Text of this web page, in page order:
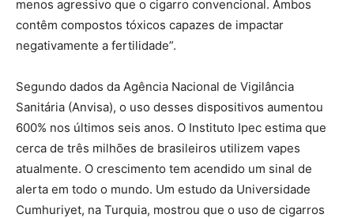
menos agressivo que o cigarro convencional. Ambos
contêm compostos tóxicos capazes de impactar
negativamente a fertilidade”.
Segundo dados da Agência Nacional de Vigilância
Sanitária (Anvisa), o uso desses dispositivos aumentou
600% nos últimos seis anos. O Instituto Ipec estima que
cerca de três milhões de brasileiros utilizem vapes
atualmente. O crescimento tem acendido um sinal de
alerta em todo o mundo. Um estudo da Universidade
Cumhuriyet, na Turquia, mostrou que o uso de cigarros